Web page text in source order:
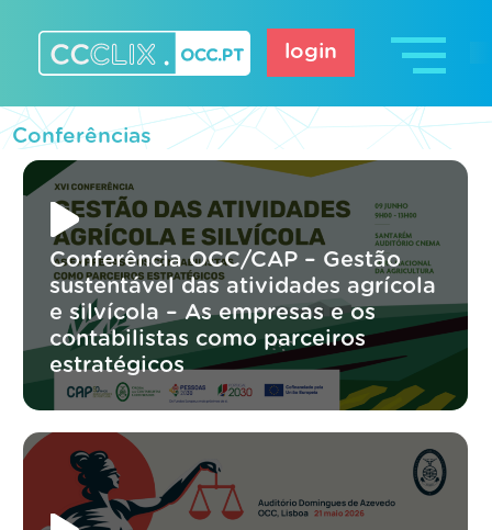
content
login
Conferências
Conferência OCC/CAP – Gestão
sustentável das atividades agrícola
e silvícola – As empresas e os
contabilistas como parceiros
estratégicos